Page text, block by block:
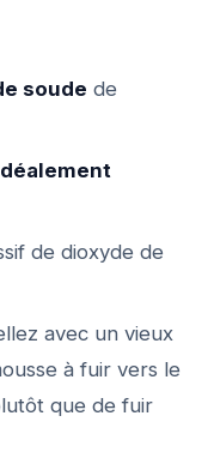
soude de
de dioxyde de
avec un vieux
à fuir vers le
que de fuir